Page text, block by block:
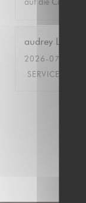
auf die City und
audrey L
2026-07-09
-
SERVICE